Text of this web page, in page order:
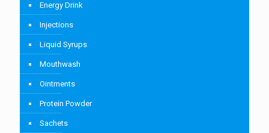
Energy Drink
Injections
Liquid Syrups
Mouthwash
Ointments
Protein Powder
Sachets